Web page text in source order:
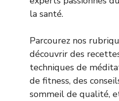
la santé.
Parcourez nos
découvrir des
techniques de
de fitness, des
sommeil de qualité,